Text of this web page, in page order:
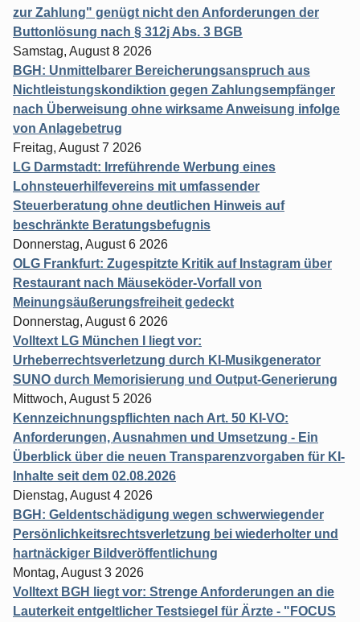
zur Zahlung" genügt nicht den Anforderungen der
Buttonlösung nach § 312j Abs. 3 BGB
Samstag, August 8 2026
BGH: Unmittelbarer Bereicherungsanspruch aus
Nichtleistungskondiktion gegen Zahlungsempfänger
nach Überweisung ohne wirksame Anweisung infolge
von Anlagebetrug
Freitag, August 7 2026
LG Darmstadt: Irreführende Werbung eines
Lohnsteuerhilfevereins mit umfassender
Steuerberatung ohne deutlichen Hinweis auf
beschränkte Beratungsbefugnis
Donnerstag, August 6 2026
OLG Frankfurt: Zugespitzte Kritik auf Instagram über
Restaurant nach Mäuseköder-Vorfall von
Meinungsäußerungsfreiheit gedeckt
Donnerstag, August 6 2026
Volltext LG München I liegt vor:
Urheberrechtsverletzung durch KI-Musikgenerator
SUNO durch Memorisierung und Output-Generierung
Mittwoch, August 5 2026
Kennzeichnungspflichten nach Art. 50 KI-VO:
Anforderungen, Ausnahmen und Umsetzung - Ein
Überblick über die neuen Transparenzvorgaben für KI-
Inhalte seit dem 02.08.2026
Dienstag, August 4 2026
BGH: Geldentschädigung wegen schwerwiegender
Persönlichkeitsrechtsverletzung bei wiederholter und
hartnäckiger Bildveröffentlichung
Montag, August 3 2026
Volltext BGH liegt vor: Strenge Anforderungen an die
Lauterkeit entgeltlicher Testsiegel für Ärzte - "FOCUS